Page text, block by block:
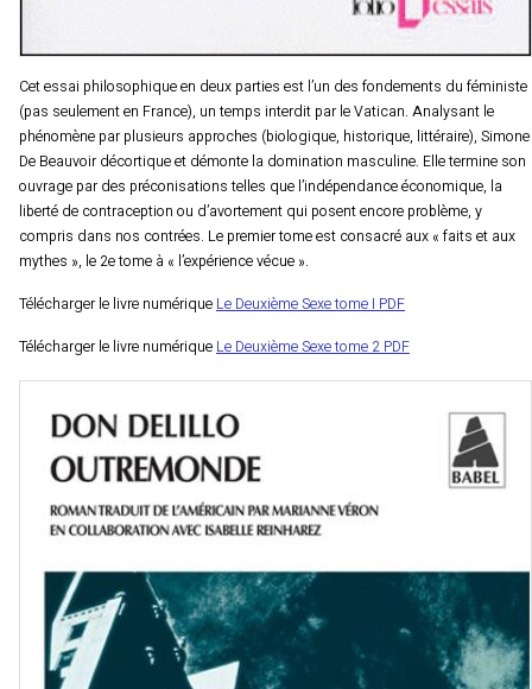
Cet essai philosophique en deux parties est l’un des fondements du féministe
(pas seulement en France), un temps interdit par le Vatican. Analysant le
phénomène par plusieurs approches (biologique, historique, littéraire), Simone
De Beauvoir décortique et démonte la domination masculine. Elle termine son
ouvrage par des préconisations telles que l’indépendance économique, la
liberté de contraception ou d’avortement qui posent encore problème, y
compris dans nos contrées. Le premier tome est consacré aux « faits et aux
mythes », le 2e tome à « l’expérience vécue ».
Télécharger le livre numériqueLe Deuxième Sexe tome I PDF
Télécharger le livre numériqueLe Deuxième Sexe tome 2 PDF